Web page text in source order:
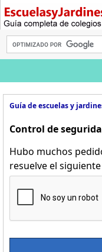
Guía de escuelas y
Control de
Hubo muchos
resuelve el